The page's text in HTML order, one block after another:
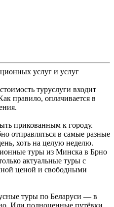
услуг и услуг
туруслуги входит
правило, оплачивается в
прикованным к городу.
отправляться в самые разные
хоть на целую неделю.
туры из Минска в Брно
актуальные туры с
ценой и свободными
туры по Беларуси — в
Или полноценные путёвки